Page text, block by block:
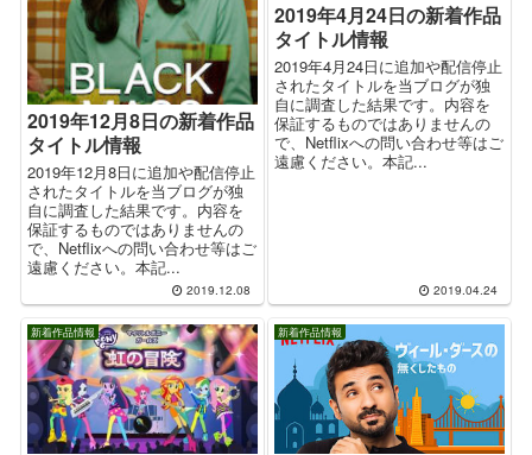
2019年12月8日の新着作品
タイトル情報
2019年12月8日に追加や配信停止
されたタイトルを当ブログが独
自に調査した結果です。内容を
保証するものではありませんの
で、Netflixへの問い合わせ等はご
遠慮ください。本記...
2019.12.08
2019年4月24日の新着作品
タイトル情報
2019年4月24日に追加や配信停止
されたタイトルを当ブログが独
自に調査した結果です。内容を
保証するものではありませんの
で、Netflixへの問い合わせ等はご
遠慮ください。本記...
2019.04.24
新着作品情報 新着作品情報